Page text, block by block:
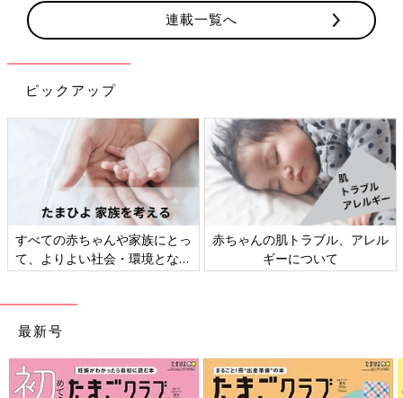
連載一覧へ
ピックアップ
すべての赤ちゃんや家族にとっ
て、よりよい社会・環境となる
赤ちゃんの肌トラブル、アレル
ギーについて
最新号